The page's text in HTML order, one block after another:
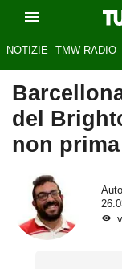
NOTIZIE TMW RADIO
del
non